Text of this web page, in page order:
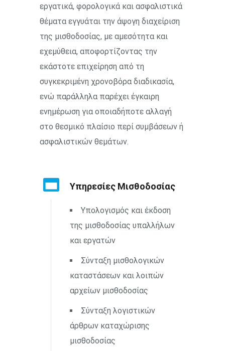
εργατικά, φορολογικά και ασφαλιστικά
θέματα εγγυάται την άψογη διαχείριση
της μισθοδοσίας, με αμεσότητα και
εχεμύθεια, αποφορτίζοντας την
εκάστοτε επιχείρηση από τη
συγκεκριμένη χρονοβόρα διαδικασία,
ενώ παράλληλα παρέχει έγκαιρη
ενημέρωση για οποιαδήποτε αλλαγή
στο θεσμικό πλαίσιο περί συμβάσεων ή
ασφαλιστικών θεμάτων.
Υπηρεσίες Μισθοδοσίας
Υπολογισμός και έκδοση
της μισθοδοσίας υπαλλήλων
και εργατών
Σύνταξη μισθολογικών
καταστάσεων και λοιπών
αρχείων μισθοδοσίας
Σύνταξη λογιστικών
άρθρων καταχώρισης
μισθοδοσίας